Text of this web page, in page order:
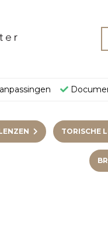
TORISCHE